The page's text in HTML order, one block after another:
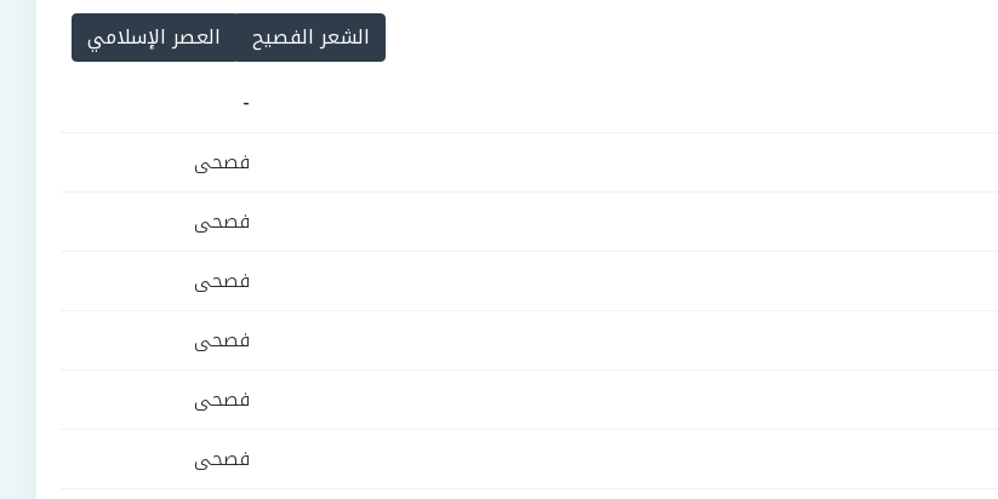
الشعر الفصيح
العصر الإسلامي
-
فصحى
فصحى
فصحى
فصحى
فصحى
فصحى